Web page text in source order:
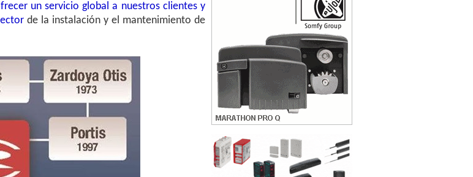
un servicio global a nuestros clientes y
de la instalación y el mantenimiento de